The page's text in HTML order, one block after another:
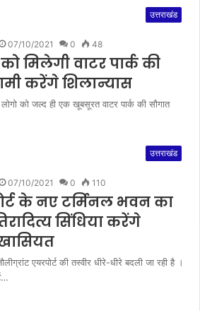
उत्तराखंड
07/10/2021 0 48
मिलेगी वाटर पार्क की
करेंगे शिलान्यास
को जल्द ही एक खूबसूरत वाटर पार्क की सौगात
उत्तराखंड
07/10/2021 0 110
के नए टर्मिनल भवन का
सिंधिया करेंगे
एयरपोर्ट की तस्वीर धीरे-धीरे बदली जा रही है ।